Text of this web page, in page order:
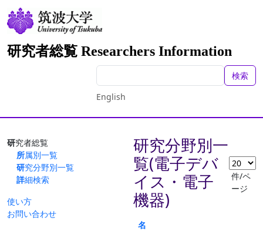
研究者総覧 Researchers Information
検索
English
研究者総覧
所属別一覧
研究分野別一覧
詳細検索
使い方
お問い合わせ
研究分野別一
覧(電子デバ
イス・電子
機器)
件/ペ
ージ
名